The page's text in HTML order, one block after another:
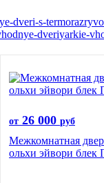
dveri-s-
dveriyarkie-
от 26 000 руб
Межкомнатная
ольхи эйвори блек